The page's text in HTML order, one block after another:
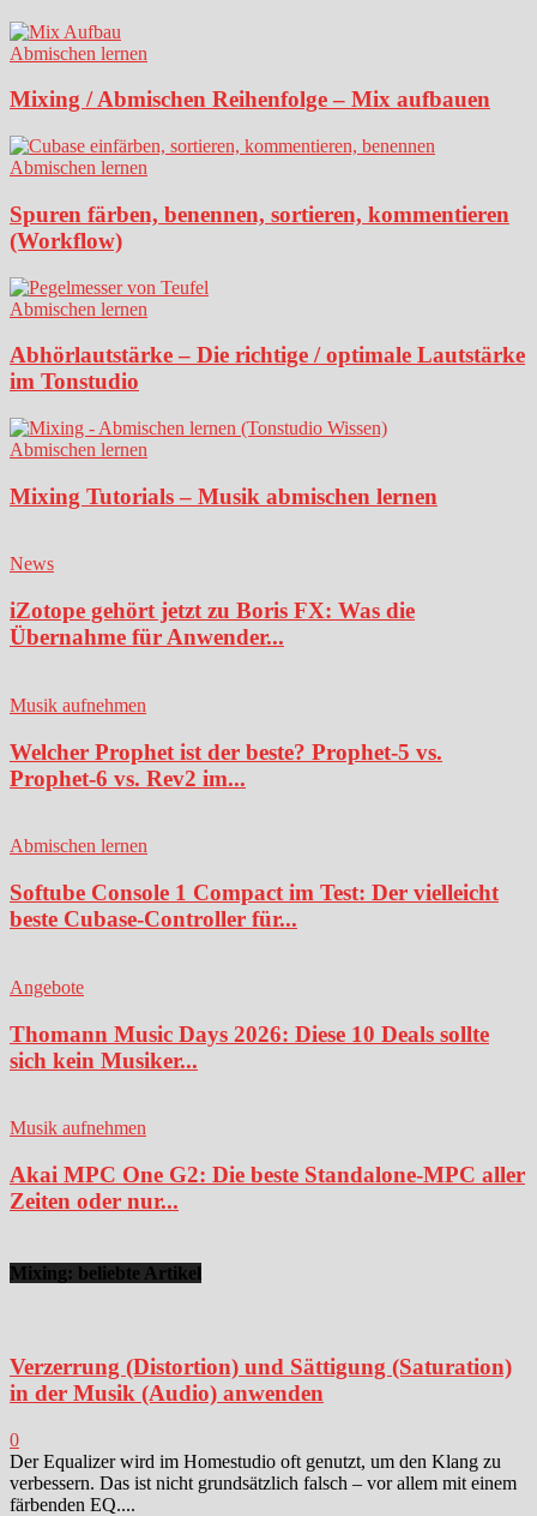
Abmischen lernen
Mixing / Abmischen Reihenfolge – Mix aufbauen
Abmischen lernen
Spuren färben, benennen, sortieren, kommentieren
(Workflow)
Abmischen lernen
Abhörlautstärke – Die richtige / optimale Lautstärke
im Tonstudio
Abmischen lernen
Mixing Tutorials – Musik abmischen lernen
News
iZotope gehört jetzt zu Boris FX: Was die
Übernahme für Anwender...
Musik aufnehmen
Welcher Prophet ist der beste? Prophet-5 vs.
Prophet-6 vs. Rev2 im...
Abmischen lernen
Softube Console 1 Compact im Test: Der vielleicht
beste Cubase-Controller für...
Angebote
Thomann Music Days 2026: Diese 10 Deals sollte
sich kein Musiker...
Musik aufnehmen
Akai MPC One G2: Die beste Standalone-MPC aller
Zeiten oder nur...
Mixing: beliebte Artikel
Verzerrung (Distortion) und Sättigung (Saturation)
in der Musik (Audio) anwenden
0
Der Equalizer wird im Homestudio oft genutzt, um den Klang zu
verbessern. Das ist nicht grundsätzlich falsch – vor allem mit einem
färbenden EQ....